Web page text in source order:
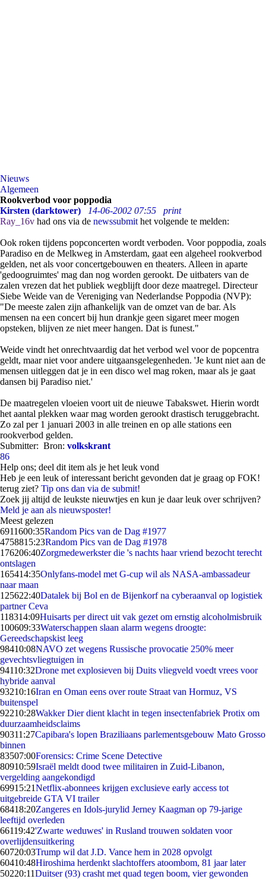
Nieuws
Algemeen
Rookverbod voor poppodia
Kirsten (darktower)
14-06-2002 07:55
print
Ray_16v had ons via de newssubmit het volgende te melden:
Ook roken tijdens popconcerten wordt verboden. Voor poppodia, zoals
Paradiso en de Melkweg in Amsterdam, gaat een algeheel rookverbod
gelden, net als voor concertgebouwen en theaters. Alleen in aparte
'gedoogruimtes' mag dan nog worden gerookt. De uitbaters van de
zalen vrezen dat het publiek wegblijft door deze maatregel. Directeur
Siebe Weide van de Vereniging van Nederlandse Poppodia (NVP):
"De meeste zalen zijn afhankelijk van de omzet van de bar. Als
mensen na een concert bij hun drankje geen sigaret meer mogen
opsteken, blijven ze niet meer hangen. Dat is funest."
Weide vindt het onrechtvaardig dat het verbod wel voor de popcentra
geldt, maar niet voor andere uitgaansgelegenheden. 'Je kunt niet aan de
mensen uitleggen dat je in een disco wel mag roken, maar als je gaat
dansen bij Paradiso niet.'
De maatregelen vloeien voort uit de nieuwe Tabakswet. Hierin wordt
het aantal plekken waar mag worden gerookt drastisch teruggebracht.
Zo zal per 1 januari 2003 in alle treinen en op alle stations een
rookverbod gelden.
Submitter: Bron: volkskrant
86
Help ons; deel dit item als je het leuk vond
Heb je een leuk of interessant bericht gevonden dat je graag op FOK!
terug ziet? Tip ons dan via de submit!
Zoek jij altijd de leukste nieuwtjes en kun je daar leuk over schrijven?
Meld je aan als nieuwsposter!
Meest gelezen
6911600:35Random Pics van de Dag #1977
4758815:23Random Pics van de Dag #1978
176206:40Zorgmedewerkster die 's nachts haar vriend bezocht terecht
ontslagen
165414:35Onlyfans-model met G-cup wil als NASA-ambassadeur
naar maan
125622:40Datalek bij Bol en de Bijenkorf na cyberaanval op logistiek
partner Ceva
118314:09Huisarts per direct uit vak gezet om ernstig alcoholmisbruik
100609:33Waterschappen slaan alarm wegens droogte:
Gereedschapskist leeg
98410:08NAVO zet wegens Russische provocatie 250% meer
gevechtsvliegtuigen in
94110:32Drone met explosieven bij Duits vliegveld voedt vrees voor
hybride aanval
93210:16Iran en Oman eens over route Straat van Hormuz, VS
buitenspel
92210:28Wakker Dier dient klacht in tegen insectenfabriek Protix om
duurzaamheidsclaims
90311:27Capibara's lopen Braziliaans parlementsgebouw Mato Grosso
binnen
83507:00Forensics: Crime Scene Detective
80910:59Israël meldt dood twee militairen in Zuid-Libanon,
vergelding aangekondigd
69915:21Netflix-abonnees krijgen exclusieve early access tot
uitgebreide GTA VI trailer
68418:20Zangeres en Idols-jurylid Jerney Kaagman op 79-jarige
leeftijd overleden
66119:42'Zwarte weduwes' in Rusland trouwen soldaten voor
overlijdensuitkering
60720:03Trump wil dat J.D. Vance hem in 2028 opvolgt
60410:48Hiroshima herdenkt slachtoffers atoombom, 81 jaar later
50220:11Duitser (93) crasht met quad tegen boom, vier gewonden